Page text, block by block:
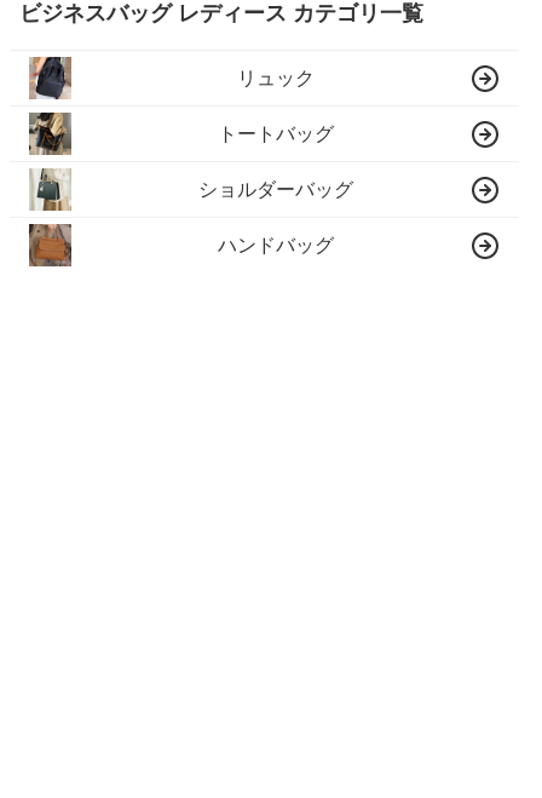
ビジネスバッグ レディース カテゴリ一覧
リュック
トートバッグ
ショルダーバッグ
ハンドバッグ